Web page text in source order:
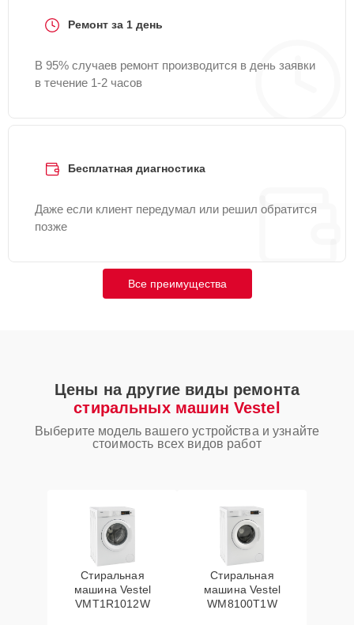
Ремонт за 1 день
В 95% случаев ремонт производится в день заявки
в течение 1-2 часов
Бесплатная диагностика
Даже если клиент передумал или решил обратится
позже
Все преимущества
Цены на другие виды ремонта
стиральных машин Vestel
Выберите модель вашего устройства и узнайте
стоимость всех видов работ
Стиральная
машина Vestel
VMT1R1012W
Стиральная
машина Vestel
WM8100T1W